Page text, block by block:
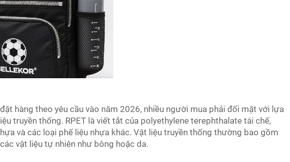
hàng theo yêu cầu vào năm 2026, nhiều người mua phải đối mặt với lựa
truyền thống. RPET là viết tắt của polyethylene terephthalate tái chế,
và các loại phế liệu nhựa khác. Vật liệu truyền thống thường bao gồm
vật liệu tự nhiên như bông hoặc da.